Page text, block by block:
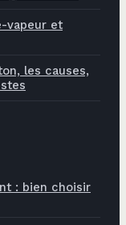
vapeur et
les causes,
: bien choisir